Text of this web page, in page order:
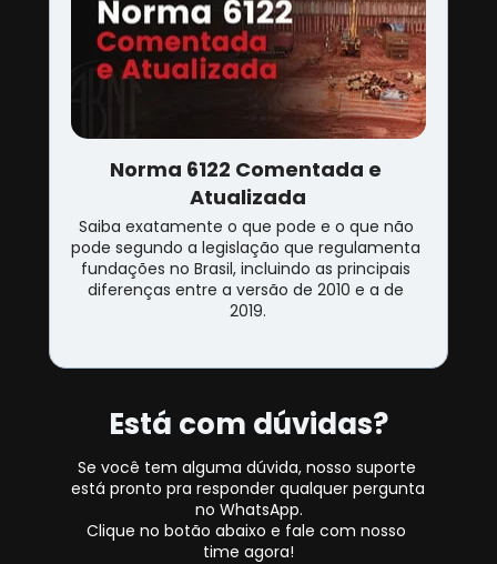
Norma 6122 Comentada e
Atualizada
Saiba exatamente o que pode e o que não
pode segundo a legislação que regulamenta
fundações no Brasil, incluindo as principais
diferenças entre a versão de 2010 e a de
2019.
Está com dúvidas?
Se você tem alguma dúvida, nosso suporte
está pronto pra responder qualquer pergunta
no WhatsApp.
Clique no botão abaixo e fale com nosso
time agora!